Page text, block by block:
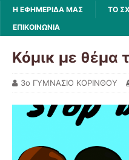
Η ΕΦΗΜΕΡΙΔΑ ΜΑΣ
ΤΟ
ΕΠΙΚΟΙΝΩΝΙΑ
Κόμικ με θέμα
3o ΓΥΜΝΑΣΙΟ ΚΟΡΙΝΘΟΥ